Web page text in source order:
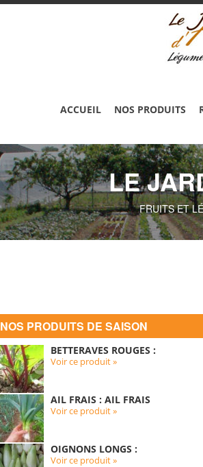
ACCUEIL NOS PRODUITS
LE
FRUITS ET
NOS PRODUITS DE SAISON
BETTERAVES ROUGES :
Voir ce produit »
AIL FRAIS : AIL FRAIS
Voir ce produit »
OIGNONS LONGS :
Voir ce produit »